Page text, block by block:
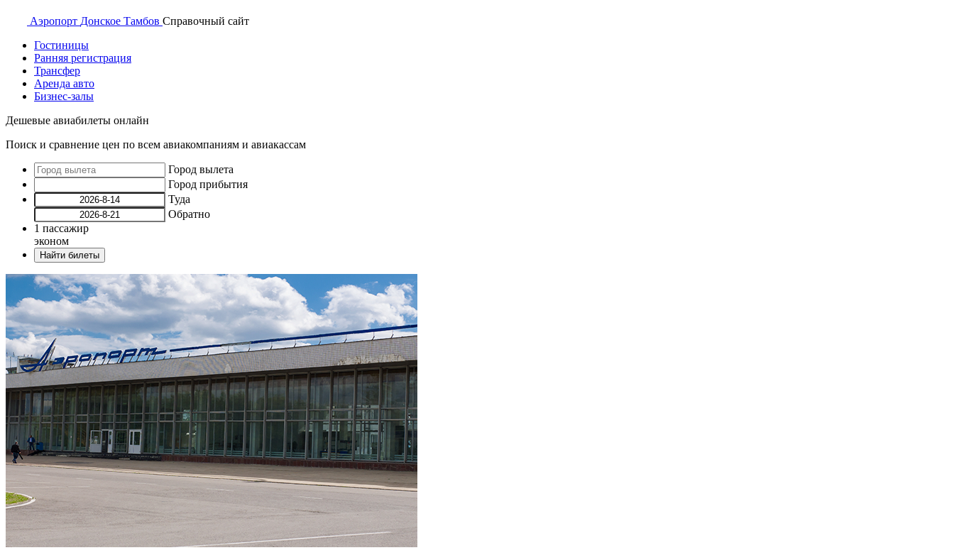
Аэропорт Донское Тамбов Справочный сайт
Гостиницы
Ранняя регистрация
Трансфер
Аренда авто
Бизнес-залы
Дешевые авиабилеты онлайн
Поиск и сравнение цен по всем авиакомпаниям и авиакассам
Город вылета
Город прибытия
Туда
Обратно
1 пассажир
эконом
Найти билеты